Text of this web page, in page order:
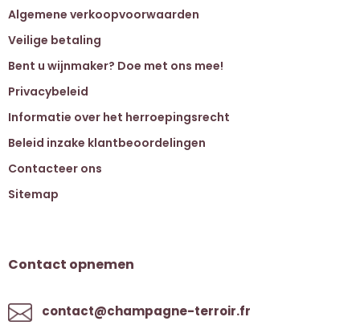
Algemene verkoopvoorwaarden
Veilige betaling
Bent u wijnmaker? Doe met ons mee!
Privacybeleid
Informatie over het herroepingsrecht
Beleid inzake klantbeoordelingen
Contacteer ons
Sitemap
Contact opnemen
contact@champagne-terroir.fr